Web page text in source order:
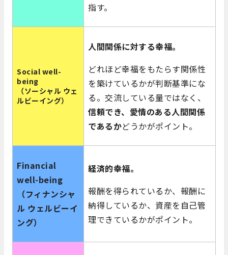
指す。
Social well-
being
（ソーシャル ウェ
ルビーイング）
人間関係に対する幸福。
どれほど幸福をもたらす関係性
を築けているかが判断基準にな
る。交流している量ではなく、
信頼でき、愛情のある人間関係
であるかどうかがポイント。
Financial
well-being
（フィナンシャ
ル ウェルビーイ
ング）
経済的幸福。
報酬を得られているか、報酬に
納得しているか、資産を自己管
理できているかがポイント。